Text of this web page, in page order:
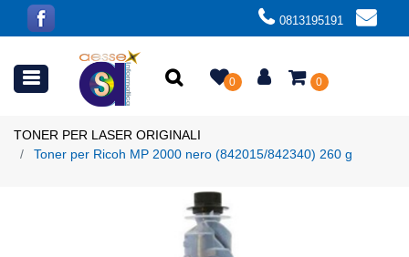
0813195191
Open menu 0 0
TONER PER LASER ORIGINALI
Toner per Ricoh MP 2000 nero (842015/842340) 260 g